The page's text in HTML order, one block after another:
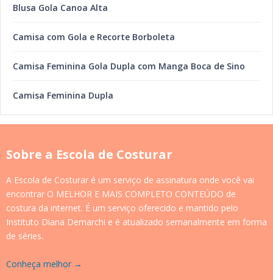
Blusa Gola Canoa Alta
Camisa com Gola e Recorte Borboleta
Camisa Feminina Gola Dupla com Manga Boca de Sino
Camisa Feminina Dupla
Sobre a Escola de Costurar
A Escola de Costurar é um serviço de assinatura onde você vai
encontrar O MELHOR E MAIS COMPLETO CONTEÚDO de
costura da internet. É um serviço oferecido e mantido pelo
Instituto Diana Demarchi e é atualizado semanalmente em forma
de séries.
Conheça melhor →